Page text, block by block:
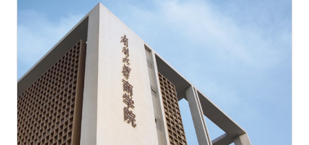
同商学院领导班子座谈。在校友之家期间，魏书
记饶有兴趣地听工作人员讲解了商学院校友会成
立的背景及过程、常规活动及发展情况，同时也
了解了校友之家建设的设计理念和五大功能区
域，他对校友企业logo墙、老照片墙、校友活动
照片墙产生了浓厚的兴趣，并提出了增加校友体
育活动比重的宝贵建议。